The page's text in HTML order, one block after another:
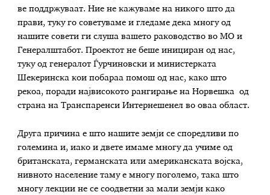
ве поддржуваат. Ние не кажуваме на никого што да
прави, туку го советуваме и гледаме дека многу од
нашите совети ги слуша вашето раководство во МО и
Генералштабот. Проектот не беше инициран од нас,
туку од генералот Ѓурчиновски и министерката
Шекеринска кои побараа помош од нас, како што
рекоа, поради највисокото рангирање на Норвешка од
страна на Транспаренси Интернешенел во оваа област.
Друга причина е што нашите земји се споредливи по
големина и, иако и двете имаме многу да учиме од
британската, германската или американската војска,
нивното население таму е многу поголемо, така што
многу лекции не се соодветни за мали земји како